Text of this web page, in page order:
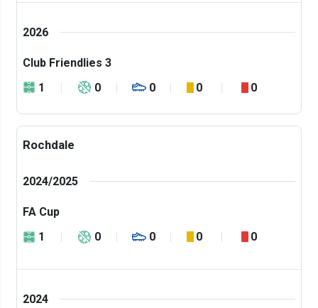
2026
Club Friendlies 3
1
0 0 0 0
Rochdale
2024/2025
FA Cup
1
0 0 0 0
2024